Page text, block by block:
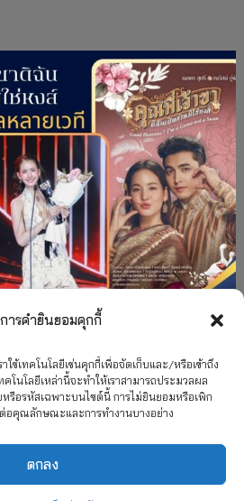
ารคำยินยอมคุกกี้
ช้เทคโนโลยีเช่นคุกกี้เพื่อจัดเก็บและ/หรือเข้าถึง
โนโลยีเหล่านี้จะทำให้เราสามารถประมวลผล
หรือรหัสเฉพาะบนไซต์นี้ การไม่ยินยอมหรือเพิก
อคุณลักษณะและการทำงานบางอย่าง
ตกลง
ห่านมิใช่หงส์” กวาดรางวัล
Watch All Rights Reserved.